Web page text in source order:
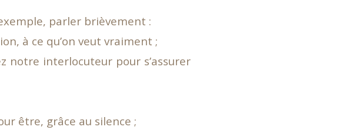
parler brièvement :
à ce qu’on veut vraiment ;
notre interlocuteur pour s’assurer
être, grâce au silence ;